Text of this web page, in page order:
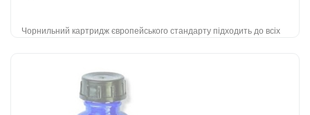
Чорнильний картридж європейського стандарту підходить до всіх
Додати до порівняння